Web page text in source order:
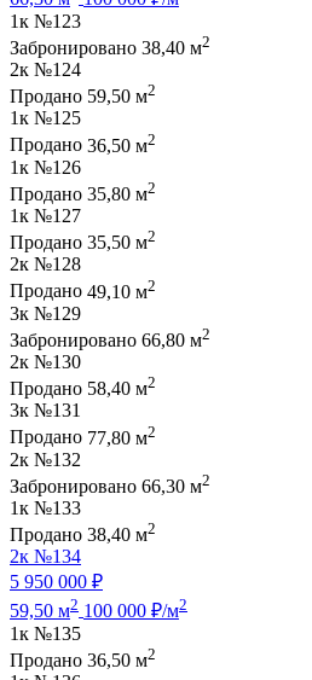
1к №123
Забронировано 38,40 м2
2к №124
Продано 59,50 м2
1к №125
Продано 36,50 м2
1к №126
Продано 35,80 м2
1к №127
Продано 35,50 м2
2к №128
Продано 49,10 м2
3к №129
Забронировано 66,80 м2
2к №130
Продано 58,40 м2
3к №131
Продано 77,80 м2
2к №132
Забронировано 66,30 м2
1к №133
Продано 38,40 м2
2к №134
5 950 000 ₽
59,50 м2 100 000 ₽/м2
1к №135
Продано 36,50 м2